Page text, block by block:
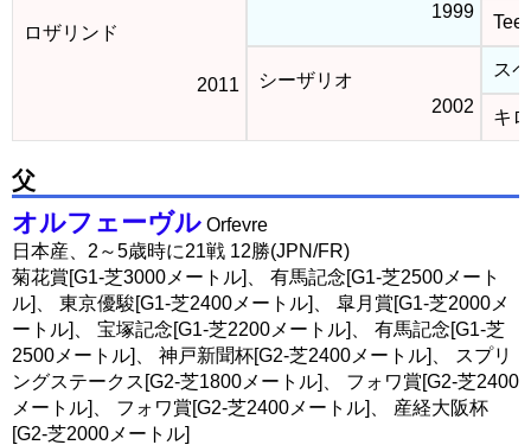
ロザリンド
2011
1999
Tee
シーザリオ
2002
ス
キ
父
オルフェーヴル Orfevre
日本産、2～5歳時に21戦 12勝(JPN/FR)
菊花賞[G1-芝3000メートル]、 有馬記念[G1-芝2500メート
ル]、 東京優駿[G1-芝2400メートル]、 皐月賞[G1-芝2000メ
ートル]、 宝塚記念[G1-芝2200メートル]、 有馬記念[G1-芝
2500メートル]、 神戸新聞杯[G2-芝2400メートル]、 スプリ
ングステークス[G2-芝1800メートル]、 フォワ賞[G2-芝2400
メートル]、 フォワ賞[G2-芝2400メートル]、 産経大阪杯
[G2-芝2000メートル]